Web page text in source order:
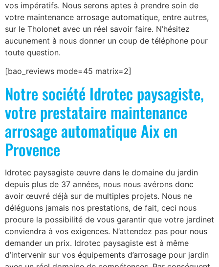
vos impératifs. Nous serons aptes à prendre soin de
votre maintenance arrosage automatique, entre autres,
sur le Tholonet avec un réel savoir faire. N’hésitez
aucunement à nous donner un coup de téléphone pour
toute question.
[bao_reviews mode=45 matrix=2]
Notre société Idrotec paysagiste,
votre prestataire maintenance
arrosage automatique Aix en
Provence
Idrotec paysagiste œuvre dans le domaine du jardin
depuis plus de 37 années, nous nous avérons donc
avoir œuvré déjà sur de multiples projets. Nous ne
déléguons jamais nos prestations, de fait, ceci nous
procure la possibilité de vous garantir que votre jardinet
conviendra à vos exigences. N’attendez pas pour nous
demander un prix. Idrotec paysagiste est à même
d’intervenir sur vos équipements d’arrosage pour jardin